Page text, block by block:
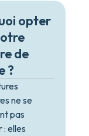
opter
de
?
ne se
pas
: elles